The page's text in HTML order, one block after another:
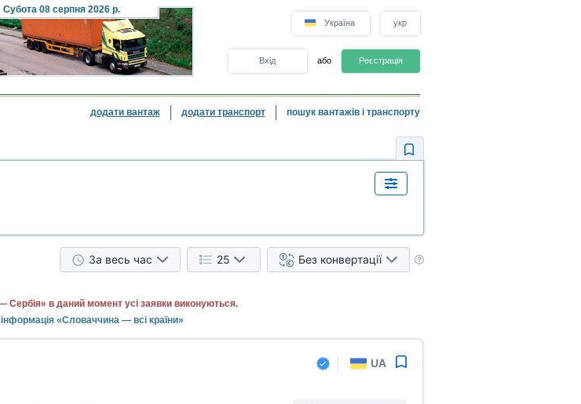
Субота08 серпня 2026 р.
Україна укр
Вхід або Реєстрація
додати вантаж додати транспорт пошук вантажів і транспорту
За весь час 25 Без конвертації
в даний момент усі заявки виконуються.
«Словаччина — всі країни»
UA